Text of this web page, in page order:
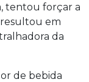
tentou forçar a
resultou em
da
de bebida